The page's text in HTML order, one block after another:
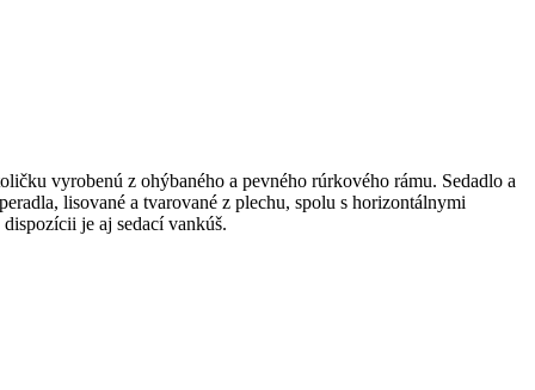
vyrobenú z ohýbaného a pevného rúrkového rámu. Sedadlo a
lisované a tvarované z plechu, spolu s horizontálnymi
je aj sedací vankúš.